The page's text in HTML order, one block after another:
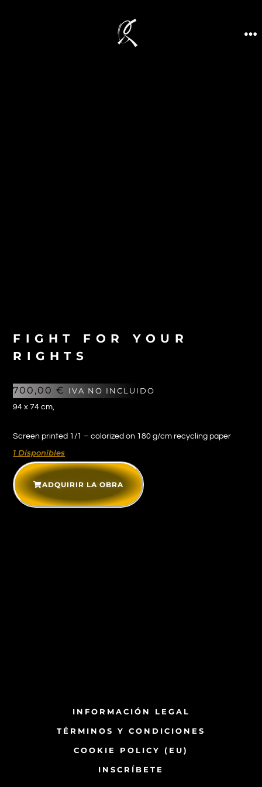
FIGHT FOR YOUR
RIGHTS
700,00€ IVA NO INCLUIDO
94 x 74 cm,
Screen printed 1/1 – colorized on 180 g/cm recycling paper
1 Disponibles
ADQUIRIR LA OBRA
INFORMACIÓN LEGAL
TÉRMINOS Y CONDICIONES
COOKIE POLICY (EU)
INSCRÍBETE​